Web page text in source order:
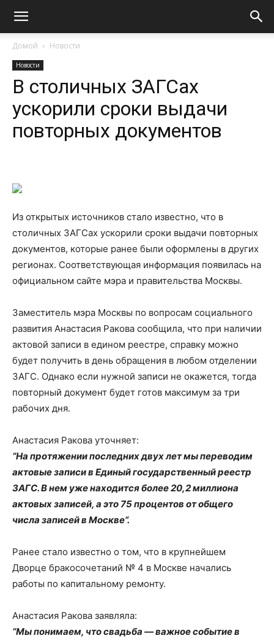
Домой Новости
Новости
В столичных ЗАГСах
ускорили сроки выдачи
повторных документов
Из открытых источников стало известно, что в
столичных ЗАГСах ускорили сроки выдачи повторных
документов, которые ранее были оформлены в других
регионах. Соответствующая информация появилась на
официальном сайте мэра и правительства Москвы.
Заместитель мэра Москвы по вопросам социального
развития Анастасия Ракова сообщила, что при наличии
актовой записи в едином реестре, справку можно
будет получить в день обращения в любом отделении
ЗАГС. Однако если нужной записи не окажется, тогда
повторный документ будет готов максимум за три
рабочих дня.
Анастасия Ракова уточняет:
“На протяжении последних двух лет мы переводим
актовые записи в Единый государственный реестр
ЗАГС. В нем уже находится более 20,2 миллиона
актовых записей, а это 75 процентов от общего
числа записей в Москве”.
Ранее стало известно о том, что в крупнейшем
Дворце бракосочетаний № 4 в Москве начались
работы по капитальному ремонту.
Анастасия Ракова заявляла:
“Мы понимаем, что свадьба — важное событие в